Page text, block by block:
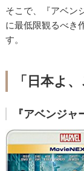
そこで、『アベン
に最低限観るべき
す。
「日本よ
『アベンジャ